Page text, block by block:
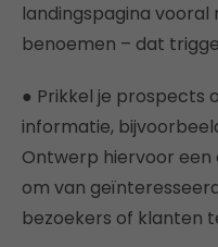
landingspagina vooral
benoemen – dat
● Prikkel je prospects
informatie,
Ontwerp hiervoor een
om van
bezoekers of klanten